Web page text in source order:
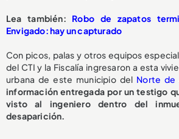
Lea también: Robo de zapatos
Envigado: hay un capturado
Con picos, palas y otros equipos
del CTI y la Fiscalía ingresaron a esta
urbana de este municipio del Norte de
información entregada por un testigo
visto al ingeniero dentro del
desaparición.